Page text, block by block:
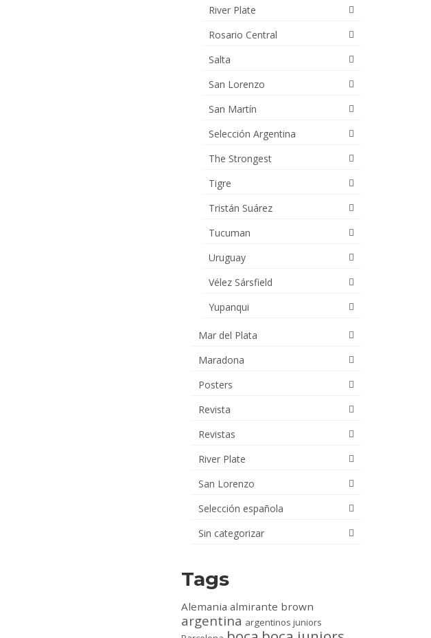
River Plate
Rosario Central
Salta
San Lorenzo
San Martín
Selección Argentina
The Strongest
Tigre
Tristán Suárez
Tucuman
Uruguay
Vélez Sársfield
Yupanqui
Mar del Plata
Maradona
Posters
Revista
Revistas
River Plate
San Lorenzo
Selección española
Sin categorizar
Tags
Alemania almirante brown
argentina argentinos juniors